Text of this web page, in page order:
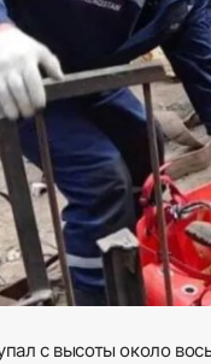
с высоты около